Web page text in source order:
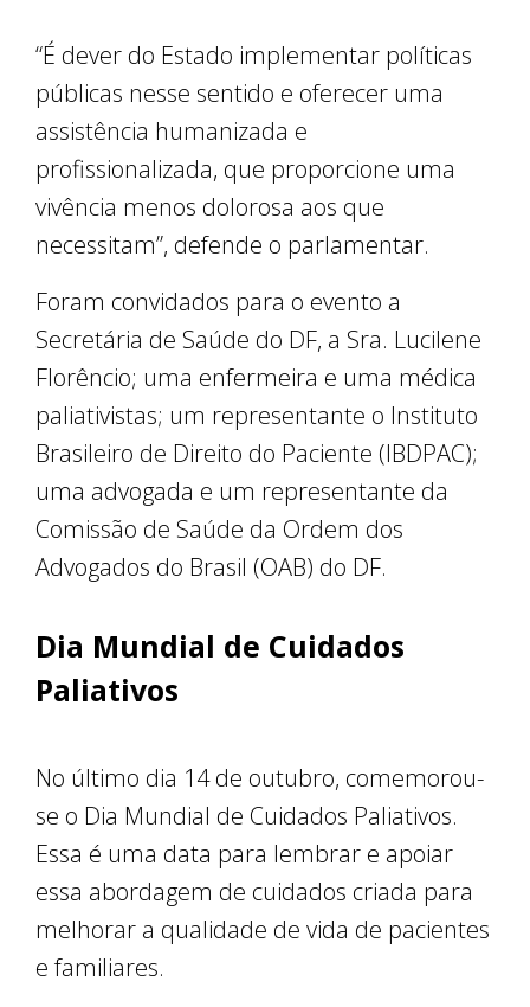
“É dever do Estado implementar políticas
públicas nesse sentido e oferecer uma
assistência humanizada e
profissionalizada, que proporcione uma
vivência menos dolorosa aos que
necessitam”, defende o parlamentar.
Foram convidados para o evento a
Secretária de Saúde do DF, a Sra. Lucilene
Florêncio; uma enfermeira e uma médica
paliativistas; um representante o Instituto
Brasileiro de Direito do Paciente (IBDPAC);
uma advogada e um representante da
Comissão de Saúde da Ordem dos
Advogados do Brasil (OAB) do DF.
Dia Mundial de Cuidados
Paliativos
No último dia 14 de outubro, comemorou-
se o Dia Mundial de Cuidados Paliativos.
Essa é uma data para lembrar e apoiar
essa abordagem de cuidados criada para
melhorar a qualidade de vida de pacientes
e familiares.